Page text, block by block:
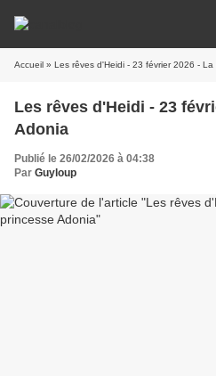
Accueil » Les rêves d'Heidi - 23 février 2026 - La
Les rêves d'Heidi - 23
Adonia
Publié le 26/02/2026 à 04:38
Par Guyloup